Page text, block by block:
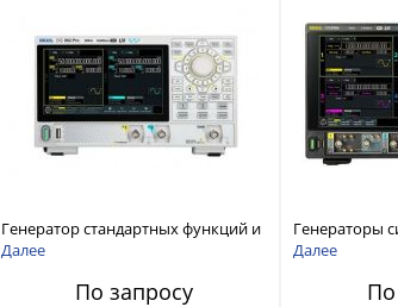
Генератор стандартных функций и
сигналов произвольной формы
Далее
По запросу
Генераторы
Далее
По